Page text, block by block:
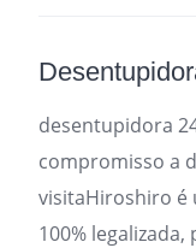
desentupidora
compromisso a
visitaHiroshiro é
100%